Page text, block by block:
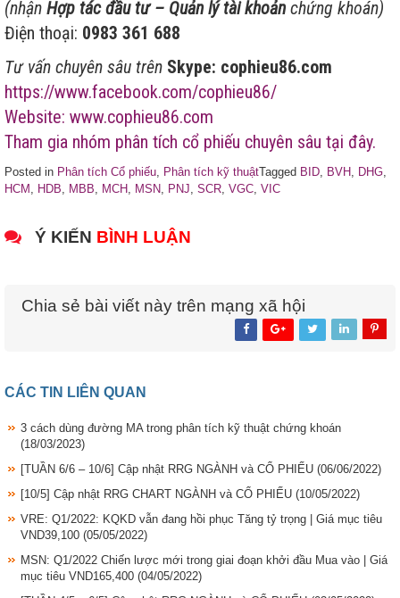
(nhận Hợp tác đầu tư – Quản lý tài khoản chứng khoán)
Điện thoại: 0983 361 688
Tư vấn chuyên sâu trên Skype: cophieu86.com
https://www.facebook.com/cophieu86/
Website: www.cophieu86.com
Tham gia nhóm phân tích cổ phiếu chuyên sâu tại đây.
Posted in Phân tích Cổ phiếu, Phân tích kỹ thuậtTagged BID, BVH, DHG,
HCM , HDB, MBB, MCH, MSN, PNJ, SCR, VGC, VIC
Ý KIẾN BÌNH LUẬN
Chia sẻ bài viết này trên mạng xã hội
CÁC TIN LIÊN QUAN
3 cách dùng đường MA trong phân tích kỹ thuật chứng khoán
(18/03/2023)
[TUẦN 6/6 – 10/6] Cập nhật RRG NGÀNH và CỔ PHIẾU (06/06/2022)
[10/5] Cập nhật RRG CHART NGÀNH và CỔ PHIẾU (10/05/2022)
VRE: Q1/2022: KQKD vẫn đang hồi phục Tăng tỷ trọng | Giá mục tiêu
VND39,100 (05/05/2022)
MSN: Q1/2022 Chiến lược mới trong giai đoạn khởi đầu Mua vào | Giá
mục tiêu VND165,400 (04/05/2022)